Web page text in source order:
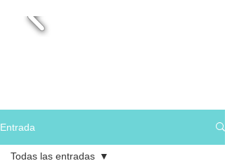
Entrada
Todas las entradas